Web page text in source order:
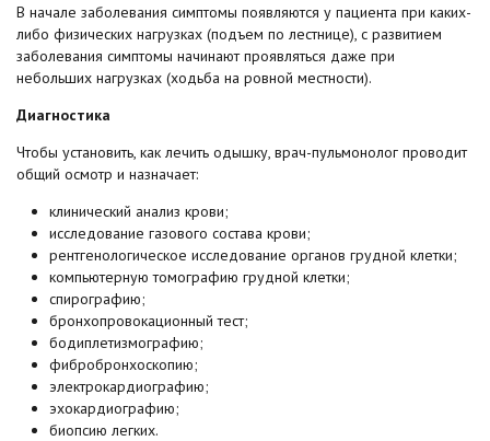
В начале заболевания симптомы появляются у пациента при каких-
либо физических нагрузках (подъем по лестнице), с развитием
заболевания симптомы начинают проявляться даже при
небольших нагрузках (ходьба на ровной местности).
Диагностика
Чтобы установить, как лечить одышку, врач-пульмонолог проводит
общий осмотр и назначает:
клинический анализ крови;
исследование газового состава крови;
рентгенологическое исследование органов грудной клетки;
компьютерную томографию грудной клетки;
спирографию;
бронхопровокационный тест;
бодиплетизмографию;
фибробронхоскопию;
электрокардиографию;
эхокардиографию;
биопсию легких.